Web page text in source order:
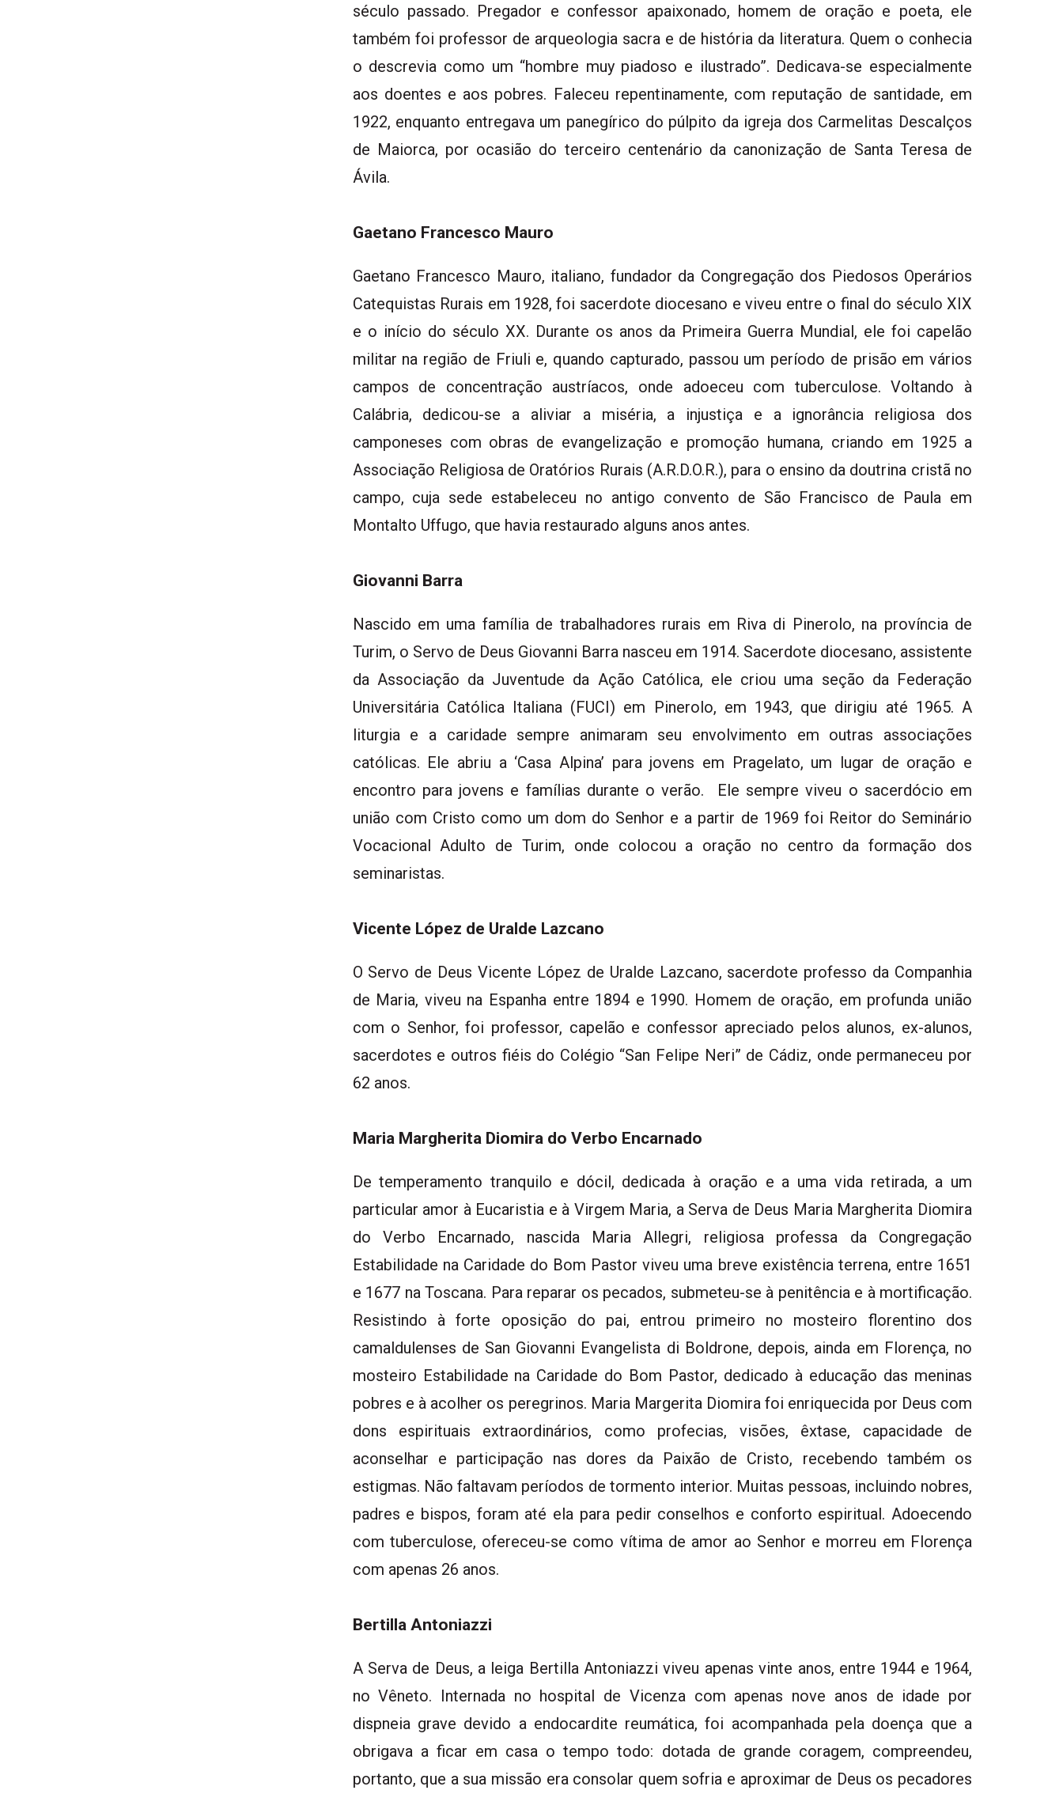
século passado. Pregador e confessor apaixonado, homem de oração e poeta, ele
também foi professor de arqueologia sacra e de história da literatura. Quem o conhecia
o descrevia como um “hombre muy piadoso e ilustrado”. Dedicava-se especialmente
aos doentes e aos pobres. Faleceu repentinamente, com reputação de santidade, em
1922, enquanto entregava um panegírico do púlpito da igreja dos Carmelitas Descalços
de Maiorca, por ocasião do terceiro centenário da canonização de Santa Teresa de
Ávila.
Gaetano Francesco Mauro
Gaetano Francesco Mauro, italiano, fundador da Congregação dos Piedosos Operários
Catequistas Rurais em 1928, foi sacerdote diocesano e viveu entre o final do século XIX
e o início do século XX. Durante os anos da Primeira Guerra Mundial, ele foi capelão
militar na região de Friuli e, quando capturado, passou um período de prisão em vários
campos de concentração austríacos, onde adoeceu com tuberculose. Voltando à
Calábria, dedicou-se a aliviar a miséria, a injustiça e a ignorância religiosa dos
camponeses com obras de evangelização e promoção humana, criando em 1925 a
Associação Religiosa de Oratórios Rurais (A.R.D.O.R.), para o ensino da doutrina cristã no
campo, cuja sede estabeleceu no antigo convento de São Francisco de Paula em
Montalto Uffugo, que havia restaurado alguns anos antes.
Giovanni Barra
Nascido em uma família de trabalhadores rurais em Riva di Pinerolo, na província de
Turim, o Servo de Deus Giovanni Barra nasceu em 1914. Sacerdote diocesano, assistente
da Associação da Juventude da Ação Católica, ele criou uma seção da Federação
Universitária Católica Italiana (FUCI) em Pinerolo, em 1943, que dirigiu até 1965. A
liturgia e a caridade sempre animaram seu envolvimento em outras associações
católicas. Ele abriu a ‘Casa Alpina’ para jovens em Pragelato, um lugar de oração e
encontro para jovens e famílias durante o verão. Ele sempre viveu o sacerdócio em
união com Cristo como um dom do Senhor e a partir de 1969 foi Reitor do Seminário
Vocacional Adulto de Turim, onde colocou a oração no centro da formação dos
seminaristas.
Vicente López de Uralde Lazcano
O Servo de Deus Vicente López de Uralde Lazcano, sacerdote professo da Companhia
de Maria, viveu na Espanha entre 1894 e 1990. Homem de oração, em profunda união
com o Senhor, foi professor, capelão e confessor apreciado pelos alunos, ex-alunos,
sacerdotes e outros fiéis do Colégio “San Felipe Neri” de Cádiz, onde permaneceu por
62 anos.
Maria Margherita Diomira do Verbo Encarnado
De temperamento tranquilo e dócil, dedicada à oração e a uma vida retirada, a um
particular amor à Eucaristia e à Virgem Maria, a Serva de Deus Maria Margherita Diomira
do Verbo Encarnado, nascida Maria Allegri, religiosa professa da Congregação
Estabilidade na Caridade do Bom Pastor viveu uma breve existência terrena, entre 1651
e 1677 na Toscana. Para reparar os pecados, submeteu-se à penitência e à mortificação.
Resistindo à forte oposição do pai, entrou primeiro no mosteiro florentino dos
camaldulenses de San Giovanni Evangelista di Boldrone, depois, ainda em Florença, no
mosteiro Estabilidade na Caridade do Bom Pastor, dedicado à educação das meninas
pobres e à acolher os peregrinos. Maria Margerita Diomira foi enriquecida por Deus com
dons espirituais extraordinários, como profecias, visões, êxtase, capacidade de
aconselhar e participação nas dores da Paixão de Cristo, recebendo também os
estigmas. Não faltavam períodos de tormento interior. Muitas pessoas, incluindo nobres,
padres e bispos, foram até ela para pedir conselhos e conforto espiritual. Adoecendo
com tuberculose, ofereceu-se como vítima de amor ao Senhor e morreu em Florença
com apenas 26 anos.
Bertilla Antoniazzi
A Serva de Deus, a leiga Bertilla Antoniazzi viveu apenas vinte anos, entre 1944 e 1964,
no Vêneto. Internada no hospital de Vicenza com apenas nove anos de idade por
dispneia grave devido a endocardite reumática, foi acompanhada pela doença que a
obrigava a ficar em casa o tempo todo: dotada de grande coragem, compreendeu,
portanto, que a sua missão era consolar quem sofria e aproximar de Deus os pecadores